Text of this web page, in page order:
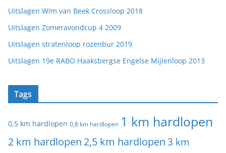
Uitslagen Wim van Beek Crossloop 2018
Uitslagen Zomeravondcup 4 2009
Uitslagen stratenloop rozenbur 2019
Uitslagen 19e RABO Haaksbergse Engelse Mijlenloop 2013
Tags
0,5 km hardlopen 0,8 km hardlopen 1 km hardlopen
2 km hardlopen 2,5 km hardlopen 3 km